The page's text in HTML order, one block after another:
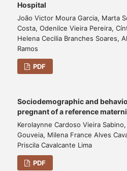
Hospital
João Victor Moura Garcia, Marta
Costa, Odenilce Vieira Pereira,
Helena Cecilia Branches Soares,
Ramos
PDF
Sociodemographic and
pregnant of a reference
Kerolaynne Cardoso Vieira
Gouveia, Milena France Alves
Priscila Cavalcante Lima
PDF